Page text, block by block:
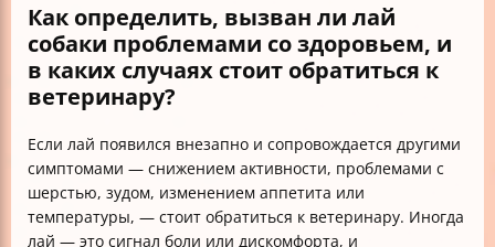
Как определить, вызван ли лай
собаки проблемами со здоровьем, и
в каких случаях стоит обратиться к
ветеринару?
Если лай появился внезапно и сопровождается другими
симптомами — снижением активности, проблемами с
шерстью, зудом, изменением аппетита или
температуры, — стоит обратиться к ветеринару. Иногда
лай — это сигнал боли или дискомфорта, и